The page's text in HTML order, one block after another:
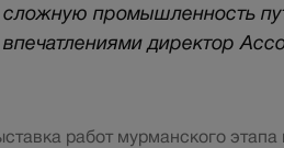
сложную промышленность
впечатлениями директор
работ мурманского